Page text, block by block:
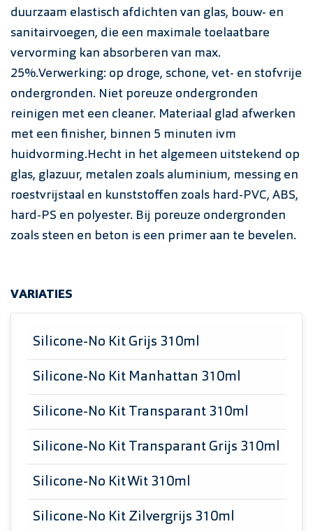
duurzaam elastisch afdichten van glas, bouw- en
sanitairvoegen, die een maximale toelaatbare
vervorming kan absorberen van max.
25%.Verwerking: op droge, schone, vet- en stofvrije
ondergronden. Niet poreuze ondergronden
reinigen met een cleaner. Materiaal glad afwerken
met een finisher, binnen 5 minuten ivm
huidvorming.Hecht in het algemeen uitstekend op
glas, glazuur, metalen zoals aluminium, messing en
roestvrijstaal en kunststoffen zoals hard-PVC, ABS,
hard-PS en polyester. Bij poreuze ondergronden
zoals steen en beton is een primer aan te bevelen.
VARIATIES
Silicone-No Kit Grijs 310ml
Silicone-No Kit Manhattan 310ml
Silicone-No Kit Transparant 310ml
Silicone-No Kit Transparant Grijs 310ml
Silicone-No Kit Wit 310ml
Silicone-No Kit Zilvergrijs 310ml